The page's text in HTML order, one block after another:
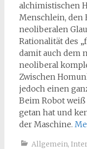
alchimistischen
Menschlein, den
neoliberalen
Rationalität des
damit auch dem
neoliberal
Zwischen
jedoch einen
Beim Robot
getan hat und
der Maschine.
Allgemein,